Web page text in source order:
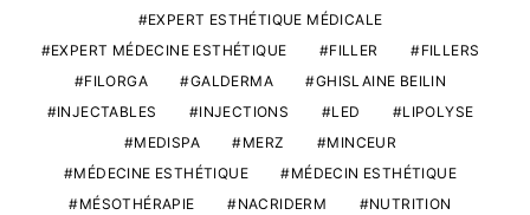
EXPERT ESTHÉTIQUE MÉDICALE
EXPERT MÉDECINE ESTHÉTIQUE
FILLER
FILLERS
FILORGA
GALDERMA
GHISLAINE BEILIN
INJECTABLES
INJECTIONS LED
LIPOLYSE
MEDISPA
MERZ
MINCEUR
MÉDECINE ESTHÉTIQUE
MÉDECIN ESTHÉTIQUE
MÉSOTHÉRAPIE
NACRIDERM
NUTRITION